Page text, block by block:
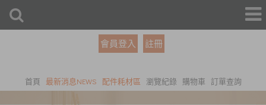
會員登入 註冊
首頁 最新消息NEWS 配件耗材區 瀏覽紀錄 購物車 訂單查詢